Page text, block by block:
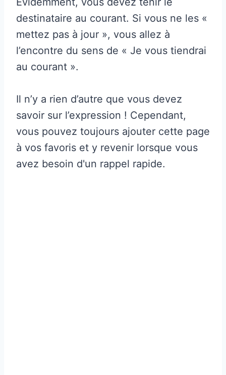
destinataire au courant. Si vous ne les «
mettez pas à jour », vous allez à
l’encontre du sens de « Je vous tiendrai
au courant ».
Il n’y a rien d’autre que vous devez
savoir sur l’expression ! Cependant,
vous pouvez toujours ajouter cette page
à vos favoris et y revenir lorsque vous
avez besoin d'un rappel rapide.